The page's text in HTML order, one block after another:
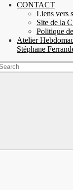
CONTACT
Liens vers
Site de la
Politique
Atelier
Stéphane